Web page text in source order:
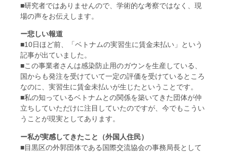
■研究者ではありませんので、学術的な考察ではなく、現
場の声をお伝えします。
ー悲しい報道
■10日ほど前、「ベトナムの実習生に賃金未払い」という
記事が出ていました。
■この事業者さんは感染防止用のガウンを生産している、
国からも発注を受けていて一定の評価を受けているところ
なのに、実習生に賃金未払いが生じたということです。
■私の知っているベトナムとの関係を築いてきた団体が仲
立ちしていただけに注目していたのですが、今でもこうい
うことが現実としてあります。
ー私が実感してきたこと（外国人住民）
■目黒区の外郭団体である国際交流協会の事務局長として